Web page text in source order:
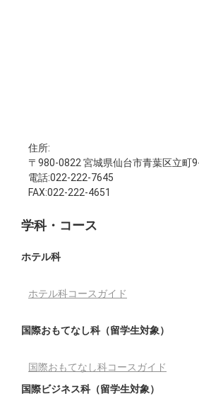
住所:
〒980-0822 宮城県仙台市青葉区立町
電話:022-222-7645
FAX:022-222-4651
学科・コース
ホテル科
ホテル科コースガイド
国際おもてなし科（留学生対象）
国際おもてなし科コースガイド
国際ビジネス科（留学生対象）